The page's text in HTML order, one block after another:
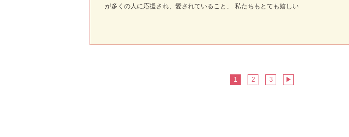
が多くの人に応援され、愛されていること、 私たちもとても嬉しい
1 2 3 ▶